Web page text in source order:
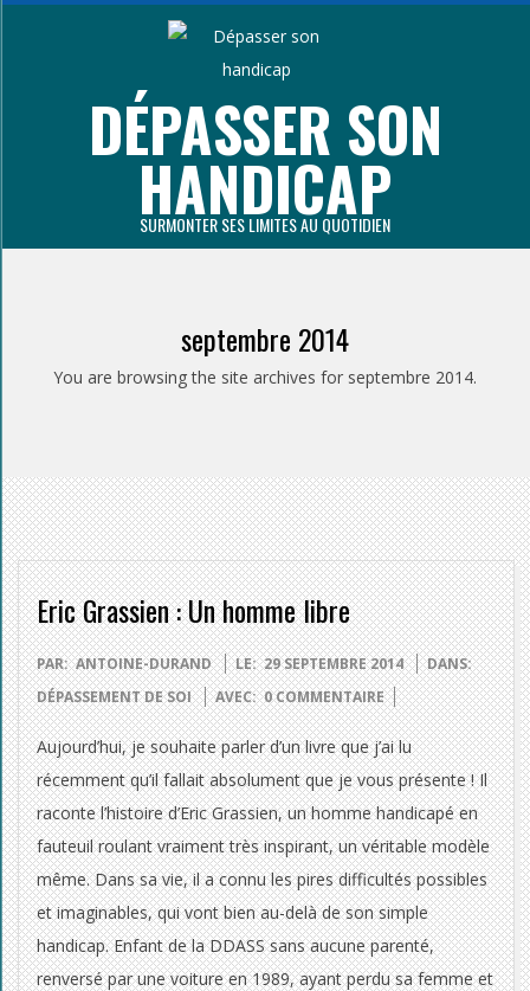
DÉPASSER SON
HANDICAP
SURMONTER SES LIMITES AU QUOTIDIEN
septembre 2014
You are browsing the site archives for septembre 2014.
Eric Grassien : Un homme libre
2014-
09-
29
PAR: ANTOINE-DURAND LE: 29 SEPTEMBRE 2014
DANS:
DÉPASSEMENT DE SOI
AVEC: 0 COMMENTAIRE
Aujourd’hui, je souhaite parler d’un livre que j’ai lu
récemment qu’il fallait absolument que je vous présente ! Il
raconte l’histoire d’Eric Grassien, un homme handicapé en
fauteuil roulant vraiment très inspirant, un véritable modèle
même. Dans sa vie, il a connu les pires difficultés possibles
et imaginables, qui vont bien au-delà de son simple
handicap. Enfant de la DDASS sans aucune parenté,
renversé par une voiture en 1989, ayant perdu sa femme et